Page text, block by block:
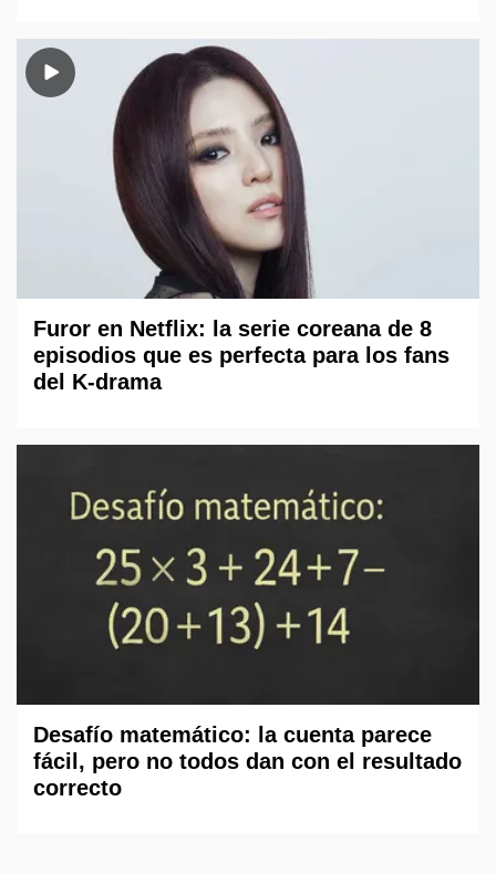
Furor en Netflix: la serie coreana de 8
episodios que es perfecta para los fans
del K-drama
Desafío matemático: la cuenta parece
fácil, pero no todos dan con el resultado
correcto